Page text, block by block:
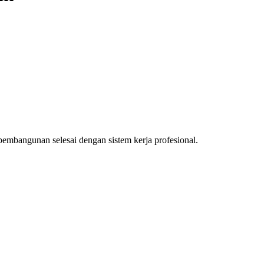
selesai dengan sistem kerja profesional.